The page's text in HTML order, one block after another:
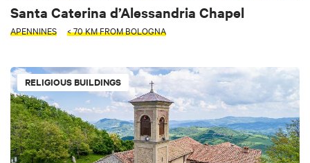
Santa Caterina d’Alessandria Chapel
APENNINES < 70 KM FROM BOLOGNA
RELIGIOUS BUILDINGS